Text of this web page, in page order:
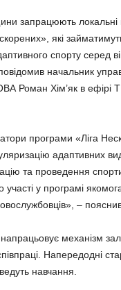
запрацюють локальні
які
спорту серед
начальник
Роман Хім’як в ефірі
програми «Ліга
адаптивних
та проведення
у програмі якомога
–
механізм
Напередодні
навчання.